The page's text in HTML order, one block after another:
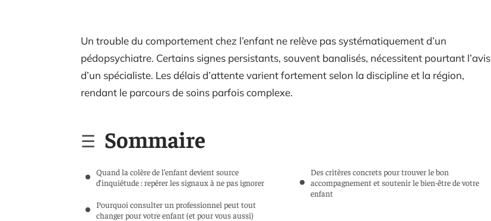
Un trouble du comportement chez l’enfant ne relève pas systématiquement d’un
pédopsychiatre. Certains signes persistants, souvent banalisés, nécessitent pourtant l’avis
d’un spécialiste. Les délais d’attente varient fortement selon la discipline et la région,
rendant le parcours de soins parfois complexe.
Sommaire
Quand la colère de l’enfant devient source
d’inquiétude : repérer les signaux à ne pas ignorer
Pourquoi consulter un professionnel peut tout
changer pour votre enfant (et pour vous aussi)
Des critères concrets pour trouver le bon
accompagnement et soutenir le bien-être de votre
enfant